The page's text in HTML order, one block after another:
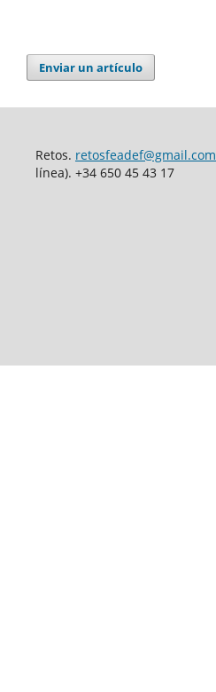
Enviar un artículo
Retos. retosfeadef@gmail.com
línea). +34 650 45 43 17